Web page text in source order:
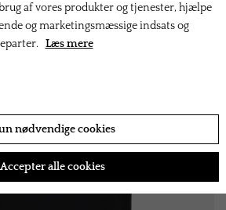
›
af vores produkter og tjenester, hjælpe
og marketingsmæssige indsats og
Læs mere
nødvendige cookies
Accepter alle cookies